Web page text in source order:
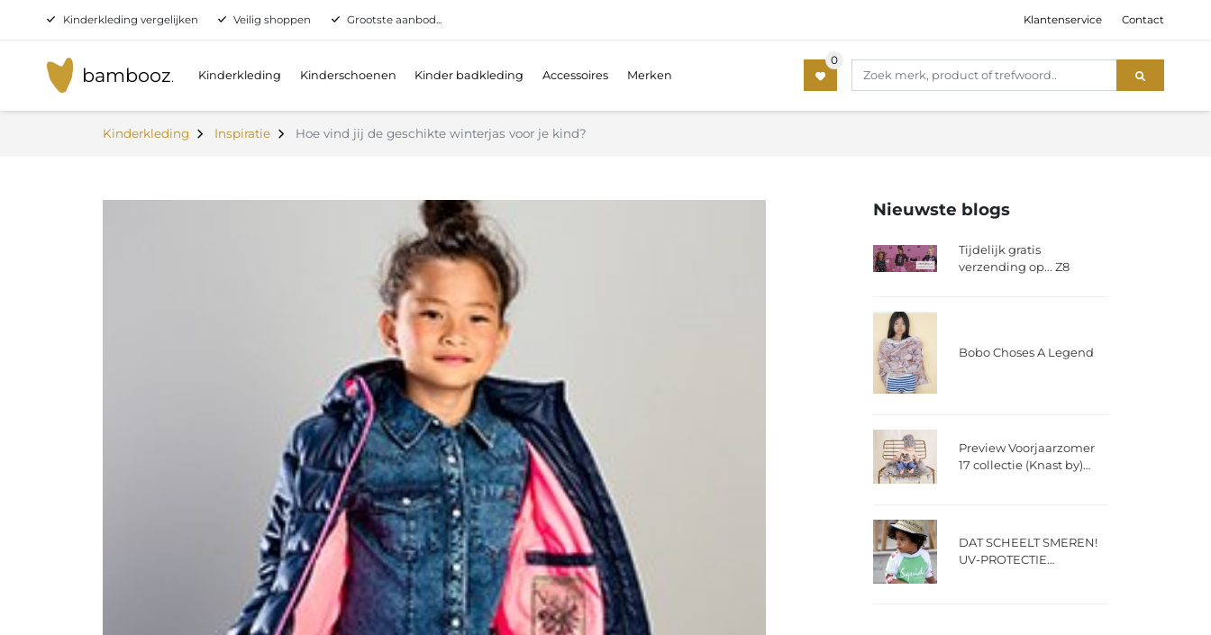
Kinderkleding vergelijken Veilig shoppen Grootste aanbod... Klantenservice Contact
bambooz. Kinderkleding Kinderschoenen Kinder badkleding Accessoires Merken
Kinderkleding Inspiratie Hoe vind jij de geschikte winterjas voor je kind?
Nieuwste blogs
Tijdelijk gratis
verzending op... Z8
Bobo Choses A Legend
Preview Voorjaarzomer
17 collectie (Knast by)
DAT SCHEELT SMEREN!
UV-PROTECTIE